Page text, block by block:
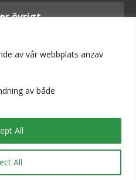
av vår webbplats anzav
av både
All
All
övrigt
till Srf konsulterna